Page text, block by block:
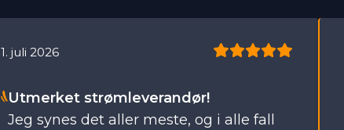
1. juli 2026
5 Stjerner
Utmerket strømleverandør!
Jeg synes det aller meste, og i alle fall